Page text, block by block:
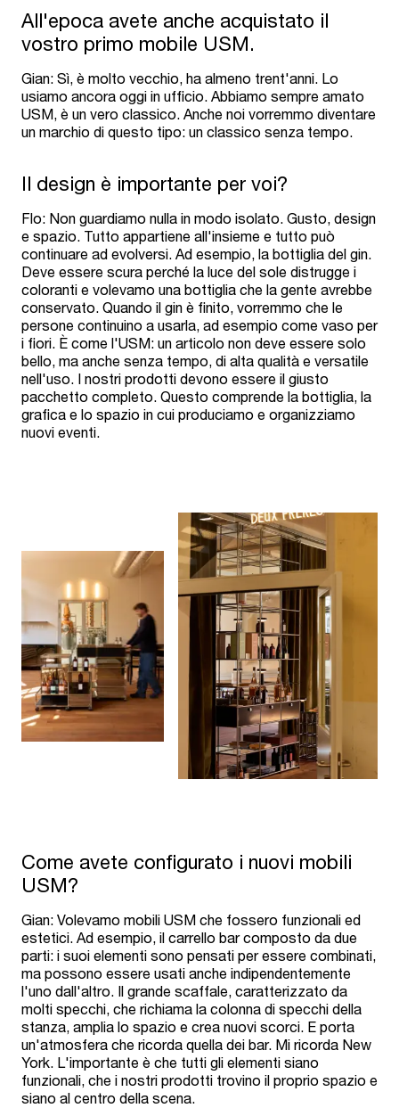
All'epoca avete anche acquistato il
vostro primo mobile USM.
Gian: Sì, è molto vecchio, ha almeno trent'anni. Lo
usiamo ancora oggi in ufficio. Abbiamo sempre amato
USM, è un vero classico. Anche noi vorremmo diventare
un marchio di questo tipo: un classico senza tempo.
Il design è importante per voi?
Flo: Non guardiamo nulla in modo isolato. Gusto, design
e spazio. Tutto appartiene all'insieme e tutto può
continuare ad evolversi. Ad esempio, la bottiglia del gin.
Deve essere scura perché la luce del sole distrugge i
coloranti e volevamo una bottiglia che la gente avrebbe
conservato. Quando il gin è finito, vorremmo che le
persone continuino a usarla, ad esempio come vaso per
i fiori. È come l'USM: un articolo non deve essere solo
bello, ma anche senza tempo, di alta qualità e versatile
nell'uso. I nostri prodotti devono essere il giusto
pacchetto completo. Questo comprende la bottiglia, la
grafica e lo spazio in cui produciamo e organizziamo
nuovi eventi.
Come avete configurato i nuovi mobili
USM?
Gian: Volevamo mobili USM che fossero funzionali ed
estetici. Ad esempio, il carrello bar composto da due
parti: i suoi elementi sono pensati per essere combinati,
ma possono essere usati anche indipendentemente
l'uno dall'altro. Il grande scaffale, caratterizzato da
molti specchi, che richiama la colonna di specchi della
stanza, amplia lo spazio e crea nuovi scorci. E porta
un'atmosfera che ricorda quella dei bar. Mi ricorda New
York. L'importante è che tutti gli elementi siano
funzionali, che i nostri prodotti trovino il proprio spazio e
siano al centro della scena.